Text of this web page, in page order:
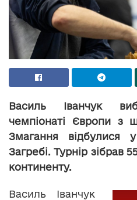
Василь Іванчук
чемпіонаті Європи з
Змагання відбулися
Загребі. Турнір зібрав
континенту.
Василь Іванчук